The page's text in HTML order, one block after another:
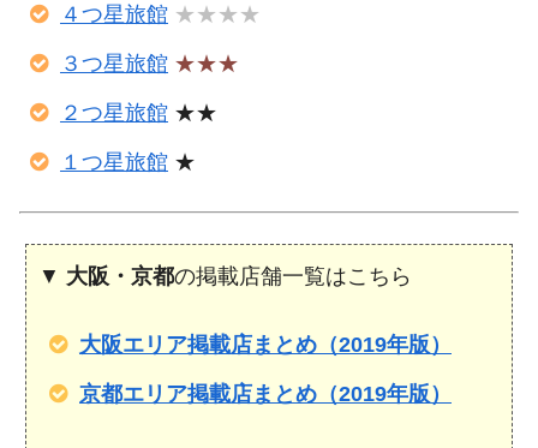
４つ星旅館 ★★★★
３つ星旅館 ★★★
２つ星旅館 ★★
１つ星旅館 ★
▼ 大阪・京都の掲載店舗一覧はこちら
大阪エリア掲載店まとめ（2019年版）
京都エリア掲載店まとめ（2019年版）